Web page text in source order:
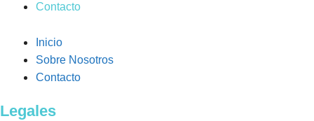
Contacto
Inicio
Sobre Nosotros
Contacto
Legales